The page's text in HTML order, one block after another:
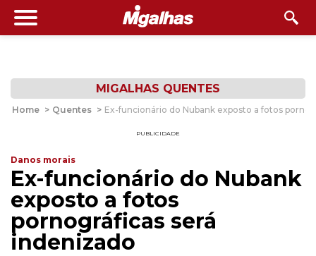
MIGALHAS QUENTES
Home > Quentes > Ex-funcionário do Nubank exposto a fotos
PUBLICIDADE
Danos morais
Ex-funcionário do Nubank
exposto a fotos
pornográficas será
indenizado